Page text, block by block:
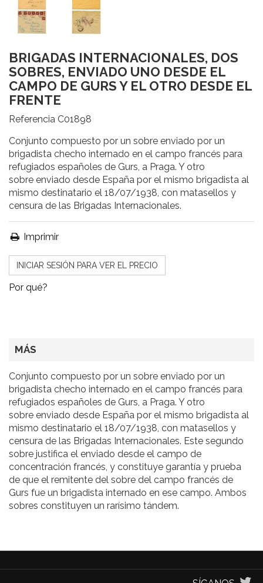
BRIGADAS INTERNACIONALES, DOS
SOBRES, ENVIADO UNO DESDE EL
CAMPO DE GURS Y EL OTRO DESDE EL
FRENTE
Referencia C01898
Conjunto compuesto por un sobre enviado por un
brigadista checho internado en el campo francés para
refugiados españoles de Gurs, a Praga. Y otro
sobre enviado desde España por el mismo brigadista al
mismo destinatario el 18/07/1938, con matasellos y
censura de las Brigadas Internacionales.
Imprimir
INICIAR SESIÓN PARA VER EL PRECIO
Por qué?
MÁS
Conjunto compuesto por un sobre enviado por un
brigadista checho internado en el campo francés para
refugiados españoles de Gurs, a Praga. Y otro
sobre enviado desde España por el mismo brigadista al
mismo destinatario el 18/07/1938, con matasellos y
censura de las Brigadas Internacionales. Este segundo
sobre justifica el enviado desde el campo de
concentración francés, y constituye garantía y prueba
de que el remitente del sobre del campo francés de
Gurs fue un brigadista internado en ese campo. Ambos
sobres constituyen un rarísimo tándem.